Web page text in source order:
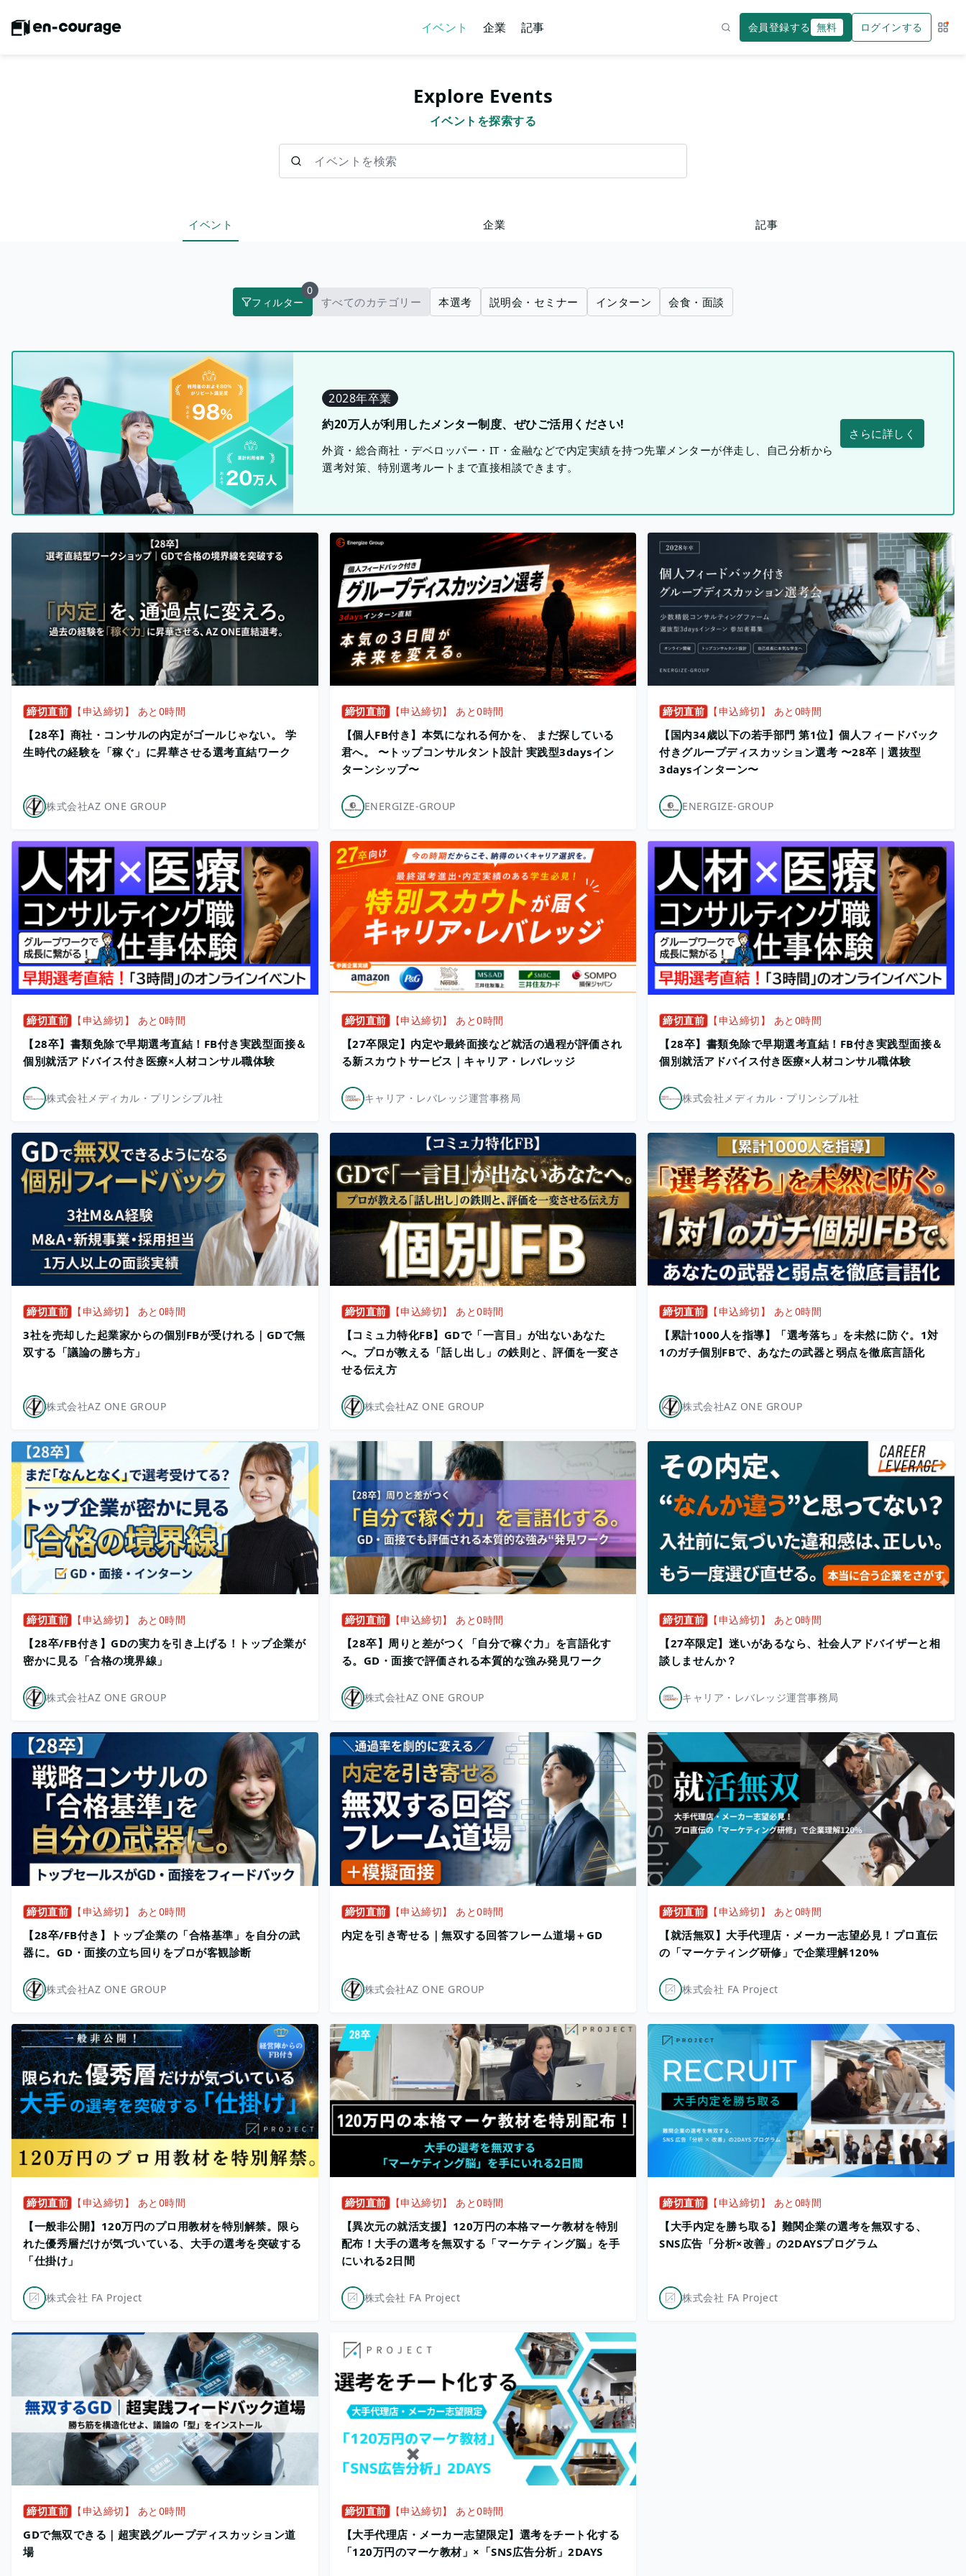
イベント 企業 記事 会員登録する 無料 ログインする サー
Explore Events
イベントを探索する
イベント 企業 記事
フィルター
0
すべてのカテゴリー 本選考 説明会・セミナー インターン 会食・面談
2028年卒業
約20万人が利用したメンター制度、ぜひご活用ください!
外資・総合商社・デベロッパー・IT・金融などで内定実績を持つ先輩メンターが伴走し、自己分析から
選考対策、特別選考ルートまで直接相談できます。
さらに詳しく
締切直前 【申込締切】 あと0時間
【28卒】商社・コンサルの内定がゴールじゃない。 学
生時代の経験を「稼ぐ」に昇華させる選考直結ワーク
株式会社AZ ONE GROUP
締切直前 【申込締切】 あと0時間
【個人FB付き】本気になれる何かを、 まだ探している
君へ。 〜トップコンサルタント設計 実践型3daysイン
ターンシップ〜
ENERGIZE-GROUP
締切直前 【申込締切】 あと0時間
【国内34歳以下の若手部門 第1位】個人フィードバック
付きグループディスカッション選考 〜28卒｜選抜型
3daysインターン〜
ENERGIZE-GROUP
締切直前 【申込締切】 あと0時間
【28卒】書類免除で早期選考直結！FB付き実践型面接＆
個別就活アドバイス付き医療×人材コンサル職体験
株式会社メディカル・プリンシプル社
締切直前 【申込締切】 あと0時間
【27卒限定】内定や最終面接など就活の過程が評価され
る新スカウトサービス｜キャリア・レバレッジ
キャリア・レバレッジ運営事務局
締切直前 【申込締切】 あと0時間
【28卒】書類免除で早期選考直結！FB付き実践型面接＆
個別就活アドバイス付き医療×人材コンサル職体験
株式会社メディカル・プリンシプル社
締切直前 【申込締切】 あと0時間
3社を売却した起業家からの個別FBが受けれる｜GDで無
双する「議論の勝ち方」
株式会社AZ ONE GROUP
締切直前 【申込締切】 あと0時間
【コミュ力特化FB】GDで「一言目」が出ないあなた
へ。プロが教える「話し出し」の鉄則と、評価を一変さ
せる伝え方
株式会社AZ ONE GROUP
締切直前 【申込締切】 あと0時間
【累計1000人を指導】「選考落ち」を未然に防ぐ。1対
1のガチ個別FBで、あなたの武器と弱点を徹底言語化
株式会社AZ ONE GROUP
締切直前 【申込締切】 あと0時間
【28卒/FB付き】GDの実力を引き上げる！トップ企業が
密かに見る「合格の境界線」
株式会社AZ ONE GROUP
締切直前 【申込締切】 あと0時間
【28卒】周りと差がつく「自分で稼ぐ力」を言語化す
る。GD・面接で評価される本質的な強み発見ワーク
株式会社AZ ONE GROUP
締切直前 【申込締切】 あと0時間
【27卒限定】迷いがあるなら、社会人アドバイザーと相
談しませんか？
キャリア・レバレッジ運営事務局
締切直前 【申込締切】 あと0時間
【28卒/FB付き】トップ企業の「合格基準」を自分の武
器に。GD・面接の立ち回りをプロが客観診断
株式会社AZ ONE GROUP
締切直前 【申込締切】 あと0時間
内定を引き寄せる｜無双する回答フレーム道場＋GD
株式会社AZ ONE GROUP
締切直前 【申込締切】 あと0時間
【就活無双】大手代理店・メーカー志望必見！プロ直伝
の「マーケティング研修」で企業理解120%
株式会社 FA Project
締切直前 【申込締切】 あと0時間
【一般非公開】120万円のプロ用教材を特別解禁。限ら
れた優秀層だけが気づいている、大手の選考を突破する
「仕掛け」
株式会社 FA Project
締切直前 【申込締切】 あと0時間
【異次元の就活支援】120万円の本格マーケ教材を特別
配布！大手の選考を無双する「マーケティング脳」を手
にいれる2日間
株式会社 FA Project
締切直前 【申込締切】 あと0時間
【大手内定を勝ち取る】難関企業の選考を無双する、
SNS広告「分析×改善」の2DAYSプログラム
株式会社 FA Project
締切直前 【申込締切】 あと0時間
GDで無双できる｜超実践グループディスカッション道
場
締切直前 【申込締切】 あと0時間
【大手代理店・メーカー志望限定】選考をチート化する
「120万円のマーケ教材」×「SNS広告分析」2DAYS